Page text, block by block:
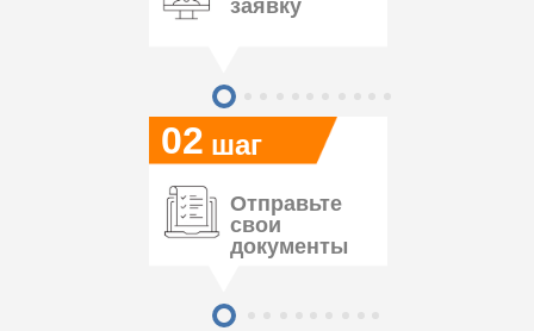
02
заявку
шаг
Отправьте
свои
документы